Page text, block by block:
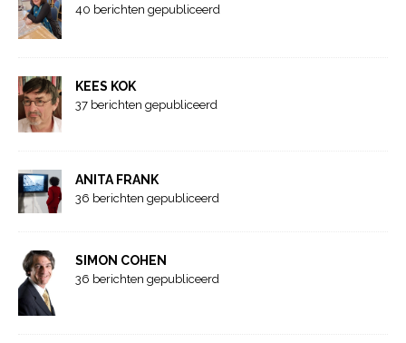
40 berichten gepubliceerd
KEES KOK
37 berichten gepubliceerd
ANITA FRANK
36 berichten gepubliceerd
SIMON COHEN
36 berichten gepubliceerd